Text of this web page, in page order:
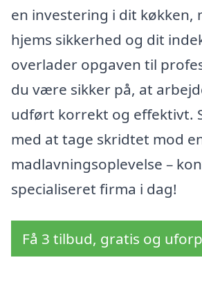
en investering i dit køkken,
hjems sikkerhed og dit
overlader opgaven til
du være sikker på, at
udført korrekt og effektivt.
med at tage skridtet mod
madlavningsoplevelse –
specialiseret firma i dag!
Få 3 tilbud, gratis og